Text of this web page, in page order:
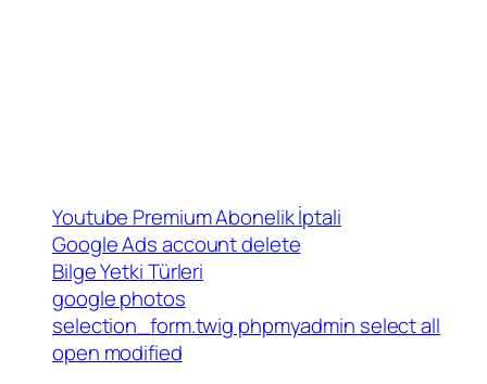
Youtube Premium Abonelik İptali
Google Ads account delete
Bilge Yetki Türleri
google photos
selection_form.twig phpmyadmin select all
open modified